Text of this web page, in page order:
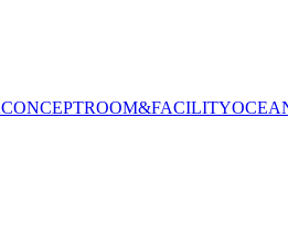
ROOM&FACILITYOCEAN